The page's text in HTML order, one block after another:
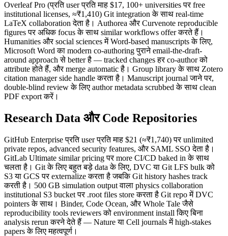
Overleaf Pro (प्रति user प्रति माह $17, 100+ universities पर free
institutional licenses, ≈₹1,410) Git integration के साथ real-time
LaTeX collaboration देता है। Authorea और Curvenote reproducible
figures पर अधिक focus के साथ similar workflows offer करते हैं।
Humanities और social sciences में Word-based manuscripts के लिए,
Microsoft Word का modern co-authoring पुराने email-the-draft-
around approach से better है — tracked changes हर co-author को
attribute होते हैं, और merge automatic है। Group library के साथ Zotero
citation manager side handle करता है। Manuscript journal जाने पर,
double-blind review के लिए author metadata scrubbed के साथ clean
PDF export करें।
Research Data और Code Repositories
GitHub Enterprise प्रति user प्रति माह $21 (≈₹1,740) पर unlimited
private repos, advanced security features, और SAML SSO देता है।
GitLab Ultimate similar pricing पर more CI/CD baked in के साथ
चलता है। Git के लिए बहुत बड़े data के लिए, DVC या Git LFS bulk को
S3 या GCS पर externalize करता है जबकि Git history hashes track
करती है। 500 GB simulation output वाला physics collaboration
institutional S3 bucket पर .root files store करता है Git repo में DVC
pointers के साथ। Binder, Code Ocean, और Whole Tale जैसे
reproducibility tools reviewers को environment install किए बिना
analysis rerun करने देते हैं — Nature या Cell journals में high-stakes
papers के लिए महत्वपूर्ण।